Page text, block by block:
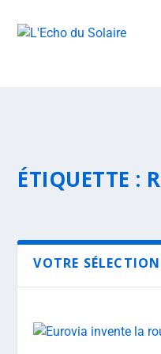
ÉTIQUETTE :
VOTRE SÉLECTION